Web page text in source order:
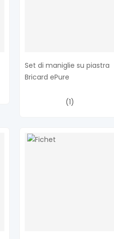
Set di maniglie su piastra
Bricard ePure
(1)